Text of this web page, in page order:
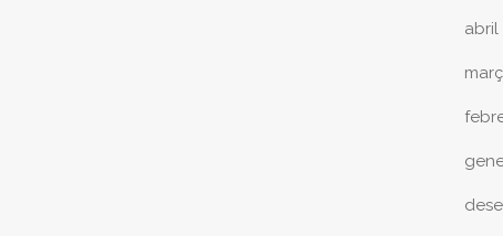
abril